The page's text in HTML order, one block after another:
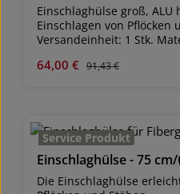
Einschlaghülse groß,
Einschlagen von Pflöcken
Versandeinheit: 1 Stk.
Einschlaghilfe für z.B.
Verkaufspreis:
64,00 € Regulärer Preis:
91,43 €
Service Produkt
Einschlaghülse - 75
Die Einschlaghülse